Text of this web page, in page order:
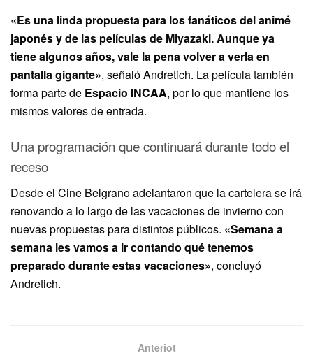
«Es una linda propuesta para los fanáticos del animé
japonés y de las películas de Miyazaki. Aunque ya
tiene algunos años, vale la pena volver a verla en
pantalla gigante», señaló Andretich. La película también
forma parte de Espacio INCAA, por lo que mantiene los
mismos valores de entrada.
Una programación que continuará durante todo el
receso
Desde el Cine Belgrano adelantaron que la cartelera se irá
renovando a lo largo de las vacaciones de invierno con
nuevas propuestas para distintos públicos. «Semana a
semana les vamos a ir contando qué tenemos
preparado durante estas vacaciones», concluyó
Andretich.
Anteriot